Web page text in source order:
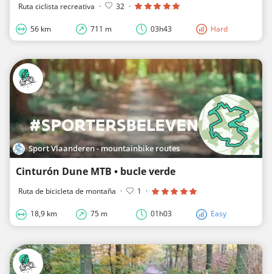
Ruta ciclista recreativa · 32 ·
56 km 711 m 03h43 Hard
Sport Vlaanderen - mountainbike routes
Cinturón Dune MTB • bucle verde
Ruta de bicicleta de montaña · 1 ·
18,9 km 75 m 01h03 Easy